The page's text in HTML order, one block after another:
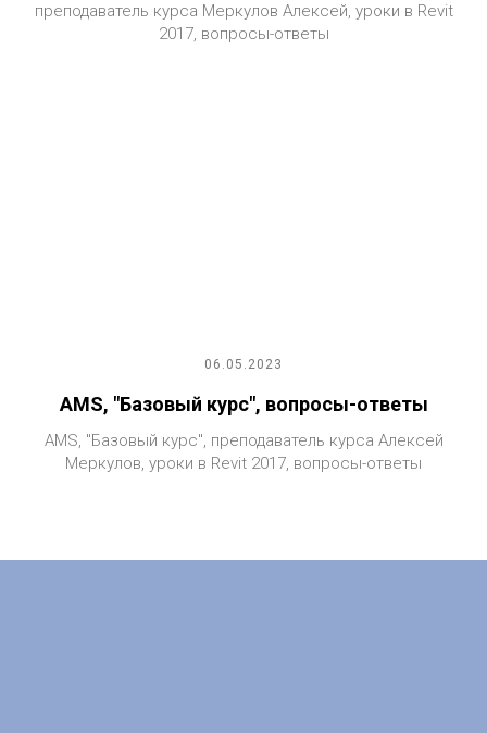
преподаватель курса Меркулов Алексей, уроки в Revit
2017, вопросы-ответы
06.05.2023
AMS, "Базовый курс", вопросы-ответы
AMS, "Базовый курс", преподаватель курса Алексей
Меркулов, уроки в Revit 2017, вопросы-ответы